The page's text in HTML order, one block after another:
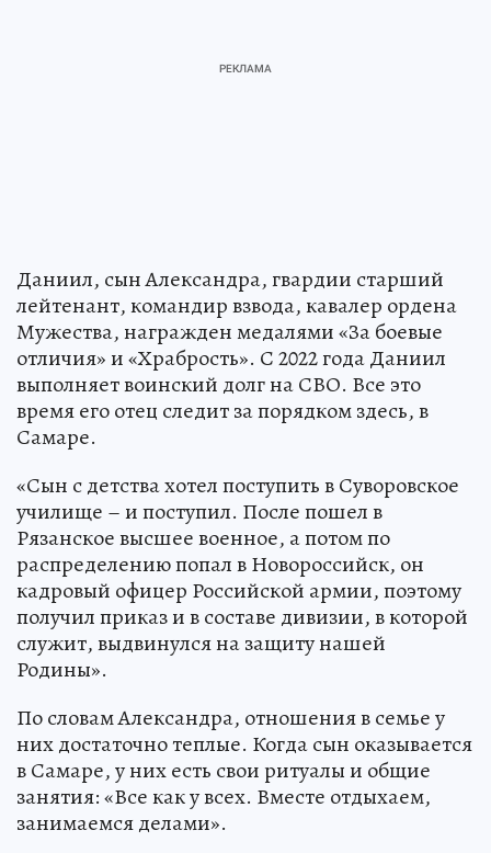
Даниил, сын Александра, гвардии старший
лейтенант, командир взвода, кавалер ордена
Мужества, награжден медалями «За боевые
отличия» и «Храбрость». С 2022 года Даниил
выполняет воинский долг на СВО. Все это
время его отец следит за порядком здесь, в
Самаре.
«Сын с детства хотел поступить в Суворовское
училище – и поступил. После пошел в
Рязанское высшее военное, а потом по
распределению попал в Новороссийск, он
кадровый офицер Российской армии, поэтому
получил приказ и в составе дивизии, в которой
служит, выдвинулся на защиту нашей
Родины».
По словам Александра, отношения в семье у
них достаточно теплые. Когда сын оказывается
в Самаре, у них есть свои ритуалы и общие
занятия: «Все как у всех. Вместе отдыхаем,
занимаемся делами».